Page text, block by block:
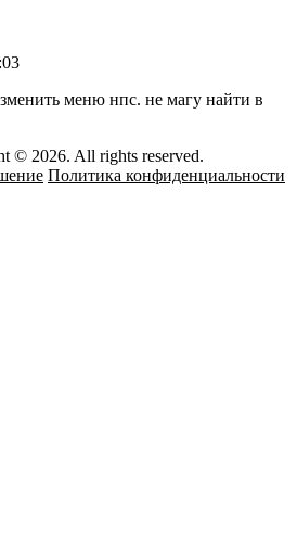
меню нпс. не магу найти в
© 2026. All rights reserved.
Политика конфиденциальности